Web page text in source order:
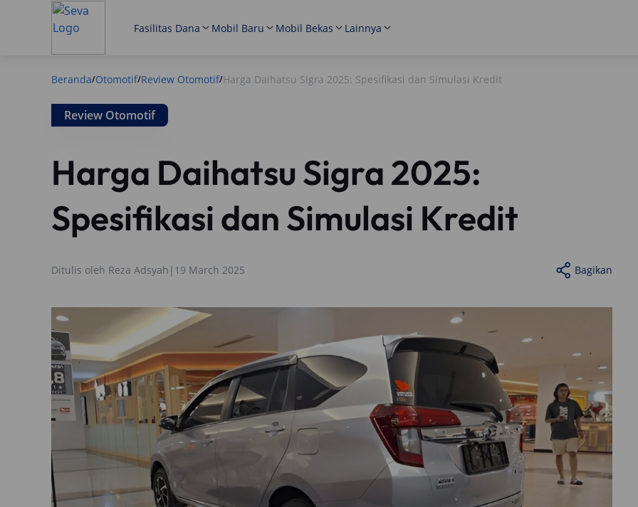
Fasilitas Dana Mobil Baru Mobil Bekas Lainnya
Beranda/Otomotif/Review Otomotif/Harga Daihatsu Sigra 2025: Spesifikasi dan Simulasi Kredit
Review Otomotif
Harga Daihatsu Sigra 2025:
Spesifikasi dan Simulasi Kredit
Ditulis oleh Reza Adsyah | 19 March 2025 Bagikan